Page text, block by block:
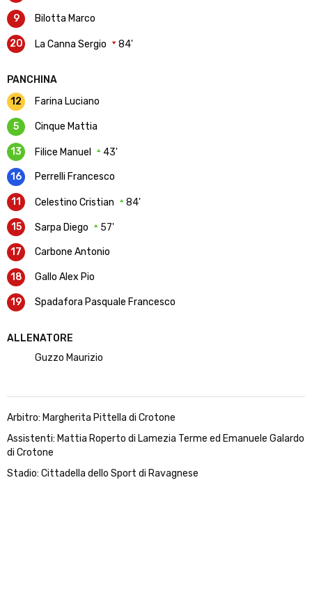
9 Bilotta Marco
20 La Canna Sergio 84'
PANCHINA
12
Farina Luciano
5 Cinque Mattia
13 Filice Manuel 43'
16 Perrelli Francesco
11 Celestino Cristian 84'
15 Sarpa Diego 57'
17 Carbone Antonio
18 Gallo Alex Pio
19 Spadafora Pasquale Francesco
ALLENATORE
Guzzo Maurizio
Arbitro: Margherita Pittella di Crotone
Assistenti: Mattia Roperto di Lamezia Terme ed Emanuele Galardo
di Crotone
Stadio: Cittadella dello Sport di Ravagnese